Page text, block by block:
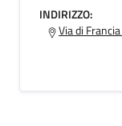
INDIRIZZO:
Via di